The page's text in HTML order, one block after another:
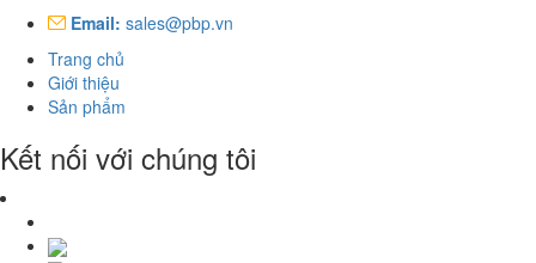
Email: sales@pbp.vn
Trang chủ
Giới thiệu
Sản phẩm
Kết nối với chúng tôi